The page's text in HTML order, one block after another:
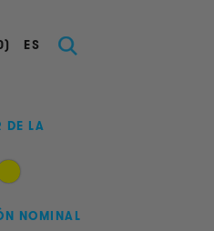
) ES
DE LA
NOMINAL